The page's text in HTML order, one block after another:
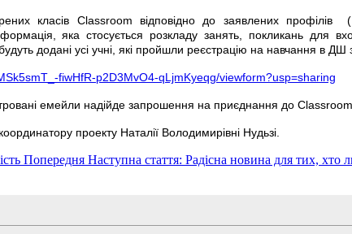
класів Classroom відповідно до заявлених профілів
яка стосується розкладу занять, покликань для
додані усі учні, які пройшли реєстрацію на навчання в
fiwHfR-p2D3MvO4-qLjmKyeqg/viewform?usp=sharing
емейли надійде запрошення на приєднання до Classroom.
координатору проекту Наталії Володимирівні Нудьзі.
Попередня Наступна стаття: Радісна новина для тих, хто